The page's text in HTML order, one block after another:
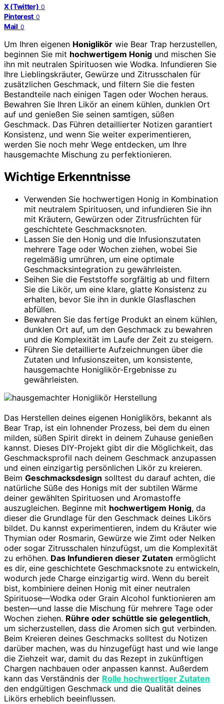
X (Twitter) 0
Pinterest 0
Mail 0
Um Ihren eigenen Honiglikör wie Bear Trap herzustellen,
beginnen Sie mit hochwertigem Honig und mischen Sie
ihn mit neutralen Spirituosen wie Wodka. Infundieren Sie
Ihre Lieblingskräuter, Gewürze und Zitrusschalen für
zusätzlichen Geschmack, und filtern Sie die festen
Bestandteile nach einigen Tagen oder Wochen heraus.
Bewahren Sie Ihren Likör an einem kühlen, dunklen Ort
auf und genießen Sie seinen samtigen, süßen
Geschmack. Das Führen detaillierter Notizen garantiert
Konsistenz, und wenn Sie weiter experimentieren,
werden Sie noch mehr Wege entdecken, um Ihre
hausgemachte Mischung zu perfektionieren.
Wichtige Erkenntnisse
Verwenden Sie hochwertigen Honig in Kombination
mit neutralem Spirituosen, und infundieren Sie ihn
mit Kräutern, Gewürzen oder Zitrusfrüchten für
geschichtete Geschmacksnoten.
Lassen Sie den Honig und die Infusionszutaten
mehrere Tage oder Wochen ziehen, wobei Sie
regelmäßig umrühren, um eine optimale
Geschmacksintegration zu gewährleisten.
Seihen Sie die Feststoffe sorgfältig ab und filtern
Sie die Likör, um eine klare, glatte Konsistenz zu
erhalten, bevor Sie ihn in dunkle Glasflaschen
abfüllen.
Bewahren Sie das fertige Produkt an einem kühlen,
dunklen Ort auf, um den Geschmack zu bewahren
und die Komplexität im Laufe der Zeit zu steigern.
Führen Sie detaillierte Aufzeichnungen über die
Zutaten und Infusionszeiten, um konsistente,
hausgemachte Honiglikör-Ergebnisse zu
gewährleisten.
Das Herstellen deines eigenen Honiglikörs, bekannt als
Bear Trap, ist ein lohnender Prozess, bei dem du einen
milden, süßen Spirit direkt in deinem Zuhause genießen
kannst. Dieses DIY-Projekt gibt dir die Möglichkeit, das
Geschmacksprofil nach deinem Geschmack anzupassen
und einen einzigartig persönlichen Likör zu kreieren.
Beim Geschmacksdesign solltest du darauf achten, die
natürliche Süße des Honigs mit der subtilen Wärme
deiner gewählten Spirituosen und Aromastoffe
auszugleichen. Beginne mit hochwertigem Honig, da
dieser die Grundlage für den Geschmack deines Likörs
bildet. Du kannst experimentieren, indem du Kräuter wie
Thymian oder Rosmarin, Gewürze wie Zimt oder Nelken
oder sogar Zitrusschalen hinzufügst, um die Komplexität
zu erhöhen. Das Infundieren dieser Zutaten ermöglicht
es dir, eine geschichtete Geschmacksnote zu entwickeln,
wodurch jede Charge einzigartig wird. Wenn du bereit
bist, kombiniere deinen Honig mit einer neutralen
Spirituose—Wodka oder Grain Alcohol funktionieren am
besten—und lasse die Mischung für mehrere Tage oder
Wochen ziehen. Rühre oder schüttle sie gelegentlich,
um sicherzustellen, dass die Aromen sich gut verbinden.
Beim Kreieren deines Geschmacks solltest du Notizen
darüber machen, was du hinzugefügt hast und wie lange
die Ziehzeit war, damit du das Rezept in zukünftigen
Chargen nachbauen oder anpassen kannst. Außerdem
kann das Verständnis der Rolle hochwertiger Zutaten
den endgültigen Geschmack und die Qualität deines
Likörs erheblich beeinflussen.